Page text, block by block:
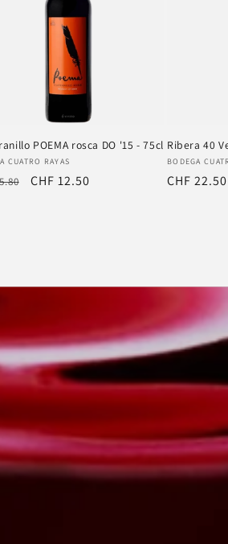
POEMA rosca DO '15 - 75cl
CUATRO RAYAS
Verkaufspreis
CHF 12.50
Ribera 40
Anbieter:
BODEGA
Normaler
CHF 22.50